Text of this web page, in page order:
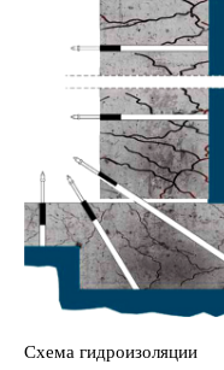
Схема гидроизоляции